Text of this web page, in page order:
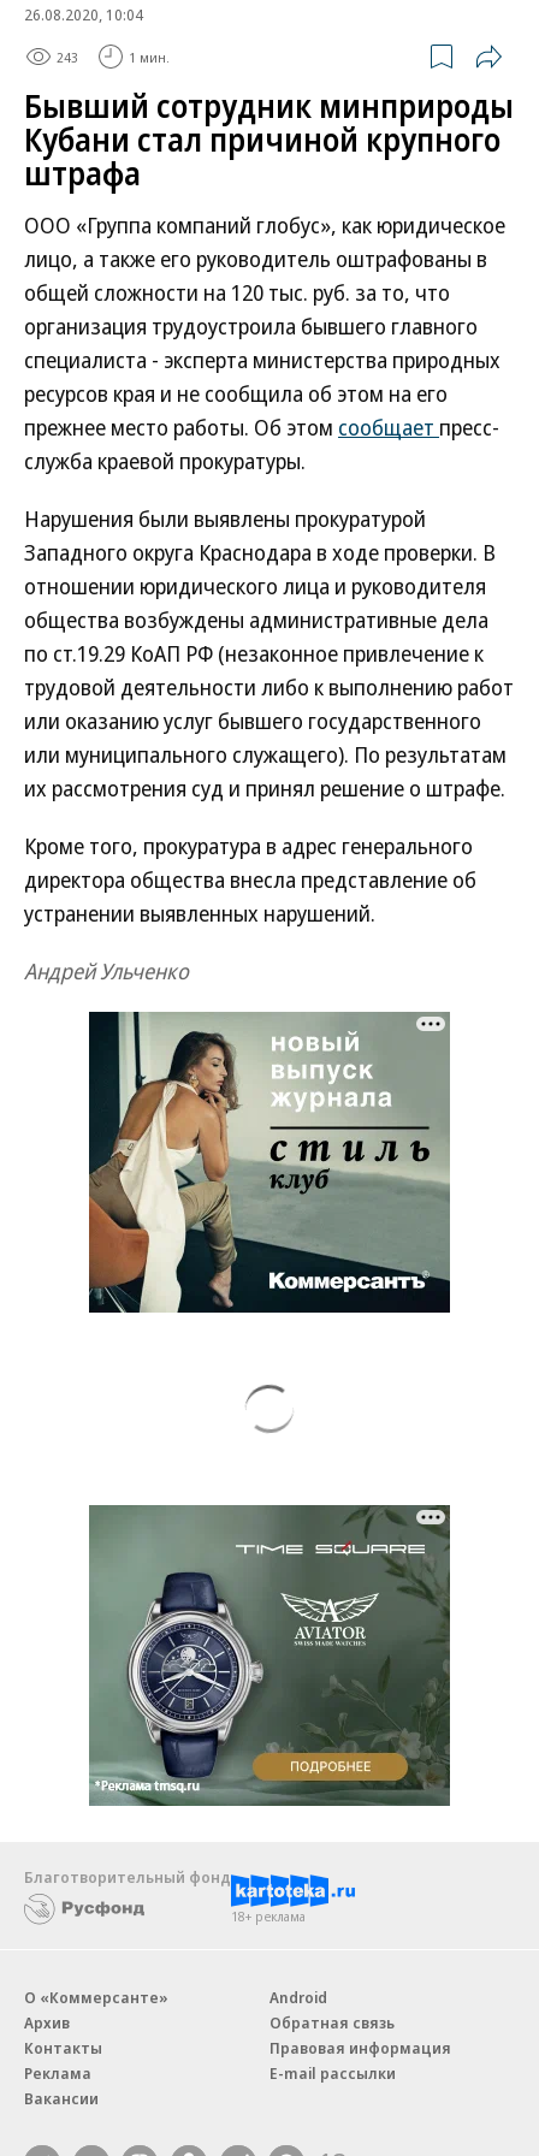
26.08.2020, 10:04
243 1 мин.
Бывший сотрудник минприроды
Кубани стал причиной крупного
штрафа
ООО «Группа компаний глобус», как юридическое
лицо, а также его руководитель оштрафованы в
общей сложности на 120 тыс. руб. за то, что
организация трудоустроила бывшего главного
специалиста - эксперта министерства природных
ресурсов края и не сообщила об этом на его
прежнее место работы. Об этом сообщает пресс-
служба краевой прокуратуры.
Нарушения были выявлены прокуратурой
Западного округа Краснодара в ходе проверки. В
отношении юридического лица и руководителя
общества возбуждены административные дела
по ст.19.29 КоАП РФ (незаконное привлечение к
трудовой деятельности либо к выполнению работ
или оказанию услуг бывшего государственного
или муниципального служащего). По результатам
их рассмотрения суд и принял решение о штрафе.
Кроме того, прокуратура в адрес генерального
директора общества внесла представление об
устранении выявленных нарушений.
Андрей Ульченко
Благотворительный фонд
18+ реклама
О «Коммерсанте»
Архив
Контакты
Реклама
Вакансии
Android
Обратная связь
Правовая информация
E-mail рассылки